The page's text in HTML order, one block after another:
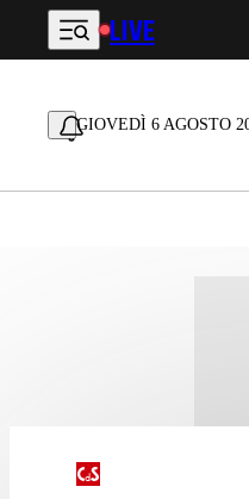
Vai al contenuto principale
LIVE
GIOVEDÌ 6 AGOSTO